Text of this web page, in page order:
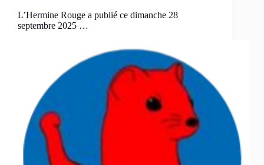
L’Hermine Rouge a publié ce dimanche 28
septembre 2025 …